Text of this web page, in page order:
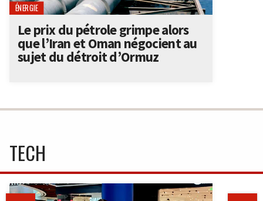
ÉNERGIE
Le prix du pétrole grimpe alors
que l’Iran et Oman négocient au
sujet du détroit d’Ormuz
TECH